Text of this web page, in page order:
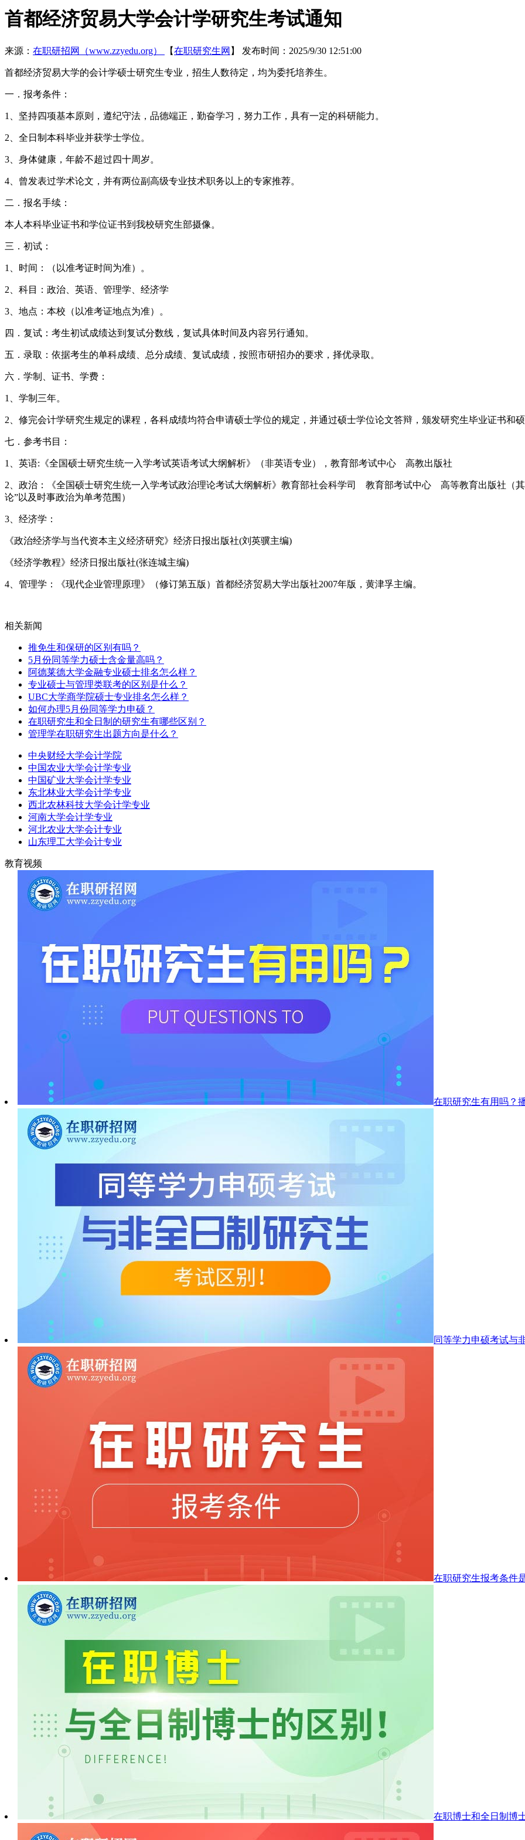
首都经济贸易大学会计学研究生考试通知
来源： 在职研招网（www.zzyedu.org） 【在职研究生网 】 发布时间：2025/9/30 12:51:00
首都经济贸易大学的会计学硕士研究生专业，招生人数待定，均为委托培养生。
一．报考条件：
1、坚持四项基本原则，遵纪守法，品德端正，勤奋学习，努力工作，具有一定的科研能力。
2、全日制本科毕业并获学士学位。
3、身体健康，年龄不超过四十周岁。
4、曾发表过学术论文，并有两位副高级专业技术职务以上的专家推荐。
二．报名手续：
本人本科毕业证书和学位证书到我校研究生部摄像。
三．初试：
1、时间：（以准考证时间为准）。
2、科目：政治、英语、管理学、经济学
3、地点：本校（以准考证地点为准）。
四．复试：考生初试成绩达到复试分数线，复试具体时间及内容另行通知。
五．录取：依据考生的单科成绩、总分成绩、复试成绩，按照市研招办的要求，择优录取。
六．学制、证书、学费：
1、学制三年。
2、修完会计学研究生规定的课程，各科成绩均符合申请硕士学位的规定，并通过硕士学位论文答辩，颁发研究生毕业证书和
七．参考书目：
1、英语:《全国硕士研究生统一入学考试英语考试大纲解析》（非英语专业），教育部考试中心 高教出版社
2、政治：《全国硕士研究生统一入学考试政治理论考试大纲解析》教育部社会科学司 教育部考试中心 高等教育出版社（
论”以及时事政治为单考范围）
3、经济学：
《政治经济学与当代资本主义经济研究》经济日报出版社(刘英骥主编)
《经济学教程》经济日报出版社(张连城主编)
4、管理学：《现代企业管理原理》（修订第五版）首都经济贸易大学出版社2007年版，黄津孚主编。
相关新闻
推免生和保研的区别有吗？
5月份同等学力硕士含金量高吗？
阿德莱德大学金融专业硕士排名怎么样？
专业硕士与管理类联考的区别是什么？
UBC大学商学院硕士专业排名怎么样？
如何办理5月份同等学力申硕？
在职研究生和全日制的研究生有哪些区别？
管理学在职研究生出题方向是什么？
中央财经大学会计学院
中国农业大学会计学专业
中国矿业大学会计学专业
东北林业大学会计学专业
西北农林科技大学会计学专业
河南大学会计学专业
河北农业大学会计专业
山东理工大学会计专业
教育视频
在职研究生有用吗？
同等学力申硕考试与
在职研究生报考条件
在职博士和全日制博